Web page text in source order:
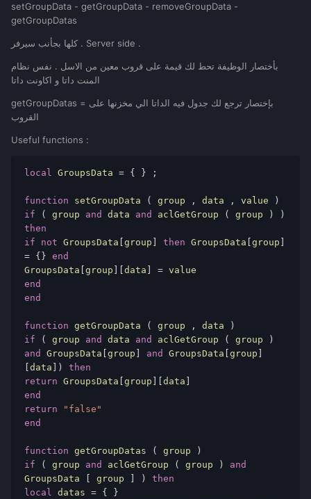
setGroupData - getGroupData - removeGroupData -
getGroupDatas
كلها بجأنب سيرفر . Server side .
بأختصار الوظيفة تحط لك قيمة على قروب معين من الاسل . نفس نظام
getGroupDatas = بإختصار ترجع لك جدول فيه الداتا الي مخزنها على
Useful functions :
local GroupsData = { } ;
function setGroupData ( group , data , value
)
if
( group and data and aclGetGroup ( group )
)
then
if
not GroupsData group then GroupsData group
= {} end
GroupsData group data =
end
end
function getGroupData ( group , data
)
if
( group and data and aclGetGroup ( group
)
and
GroupsData group and GroupsData group
data ])
then
return GroupsData group data
end
return
"false"
end
function getGroupDatas ( group
)
if
( group and aclGetGroup ( group )
and
GroupsData
group )
then
local datas = {
}